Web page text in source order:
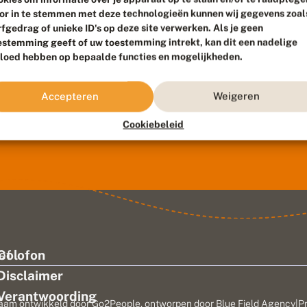
in te stemmen met deze technologieën kunnen wij gegevens
of unieke ID's op deze site verwerken. Als je geen
geeft of uw toestemming intrekt, kan dit een nadelige
hebben op bepaalde functies en mogelijkheden.
Accepteren Weigeren
Cookiebeleid
ontwikkeld doorGo2People, ontworpen door Blue Field Agency